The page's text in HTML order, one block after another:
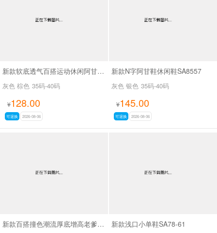
新款软底透气百搭运动休闲阿甘鞋SA2697
灰色 棕色 35码-40码
¥128.00
可退换 2026-08-06
新款N字阿甘鞋休闲鞋SA8557
灰色 银色 35码-40码
¥145.00
可退换 2026-08-06
新款百搭撞色潮流厚底增高老爹鞋SA8383 新款浅口小单鞋SA78-61